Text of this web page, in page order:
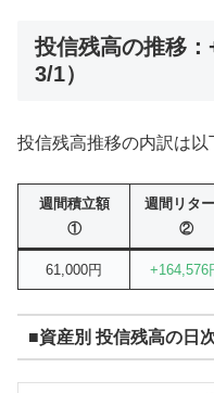
投信残高の推移
3/1）
投信残高推移の内訳は以
週間積立額
①
週間リタ
②
61,000円 +164,576
■資産別 投信残高の日